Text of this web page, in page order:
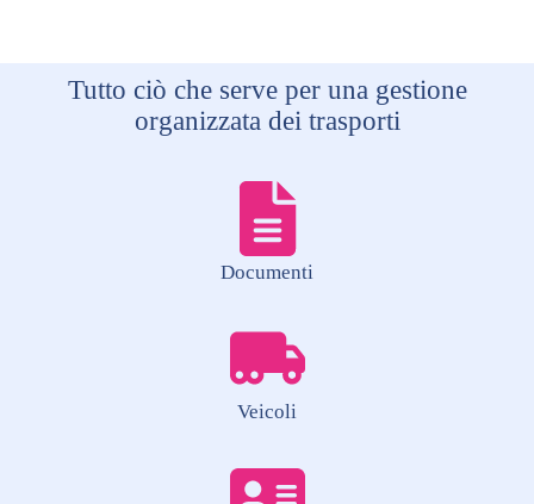
Tutto ciò che serve per una gestione
organizzata dei trasporti
Documenti
Veicoli